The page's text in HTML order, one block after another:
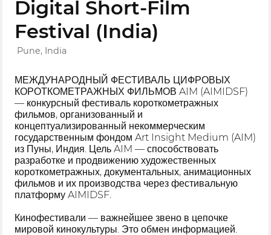
Digital Short-Film
Festival (India)
Pune, India
МЕЖДУНАРОДНЫЙ ФЕСТИВАЛЬ ЦИФРОВЫХ
КОРОТКОМЕТРАЖНЫХ ФИЛЬМОВ AIM (AIMIDSF)
— конкурсный фестиваль короткометражных
фильмов, организованный и
концептуализированный некоммерческим
государственным фондом Art Insight Medium (AIM)
из Пуны, Индия. Цель AIM — способствовать
разработке и продвижению художественных
короткометражных, документальных, анимационных
фильмов и их производства через фестивальную
платформу AIMIDSF.
Кинофестивали — важнейшее звено в цепочке
мировой кинокультуры. Это обмен информацией.